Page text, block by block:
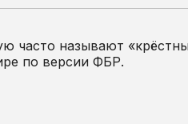
часто называют
по версии ФБР.